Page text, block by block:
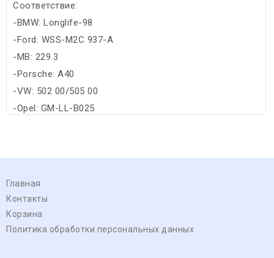
Соответствие:
-BMW: Longlife-98
-Ford: WSS-M2C 937-A
-MB: 229.3
-Porsche: A40
-VW: 502 00/505 00
-Opel: GM-LL-B025
Главная
Контакты
Корзина
Политика обработки персональных данных